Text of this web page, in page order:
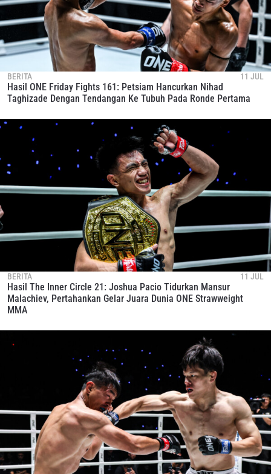
BERITA 11 JUL
Hasil ONE Friday Fights 161: Petsiam Hancurkan Nihad
Taghizade Dengan Tendangan Ke Tubuh Pada Ronde Pertama
BERITA 11 JUL
Hasil The Inner Circle 21: Joshua Pacio Tidurkan Mansur
Malachiev, Pertahankan Gelar Juara Dunia ONE Strawweight
MMA